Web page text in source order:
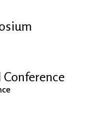
Conference